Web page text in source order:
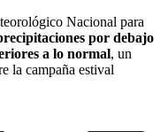
Nacional para
por debajo
a lo normal, un
la campaña estival